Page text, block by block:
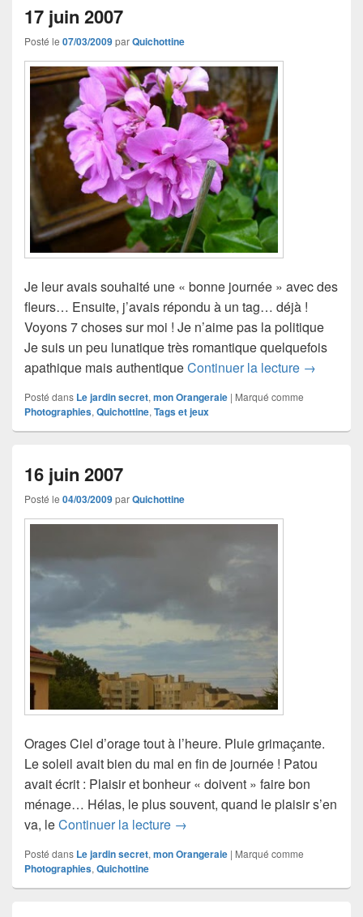
17 juin 2007
Posté le 07/03/2009parQuichottine
Je leur avais souhaité une « bonne journée » avec des
fleurs… Ensuite, j’avais répondu à un tag… déjà !
Voyons 7 choses sur moi ! Je n’aime pas la politique
Je suis un peu lunatique très romantique quelquefois
apathique mais authentiqueContinuer la lecture 17 juin
→
Posté dans Le jardin secret, mon Orangeraie | Marqué comme
Photographies, Quichottine, Tags et jeux
16 juin 2007
Posté le 04/03/2009parQuichottine
Orages Ciel d’orage tout à l’heure. Pluie grimaçante.
Le soleil avait bien du mal en fin de journée ! Patou
avait écrit : Plaisir et bonheur « doivent » faire bon
ménage… Hélas, le plus souvent, quand le plaisir s’en
va, leContinuer la lecture 16 juin 2007
→
Posté dans Le jardin secret, mon Orangeraie | Marqué comme
Photographies, Quichottine